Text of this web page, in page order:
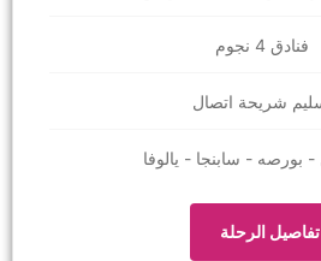
فنادق 4 نجوم
شريحة اتصال
بورصه - سابنجا - يالوفا
تفاصيل الرحلة